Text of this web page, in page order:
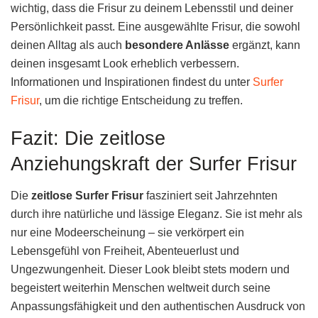
wichtig, dass die Frisur zu deinem Lebensstil und deiner
Persönlichkeit passt. Eine ausgewählte Frisur, die sowohl
deinen Alltag als auch besondere Anlässe ergänzt, kann
deinen insgesamt Look erheblich verbessern.
Informationen und Inspirationen findest du unter Surfer
Frisur, um die richtige Entscheidung zu treffen.
Fazit: Die zeitlose
Anziehungskraft der Surfer Frisur
Die zeitlose Surfer Frisur fasziniert seit Jahrzehnten
durch ihre natürliche und lässige Eleganz. Sie ist mehr als
nur eine Modeerscheinung – sie verkörpert ein
Lebensgefühl von Freiheit, Abenteuerlust und
Ungezwungenheit. Dieser Look bleibt stets modern und
begeistert weiterhin Menschen weltweit durch seine
Anpassungsfähigkeit und den authentischen Ausdruck von